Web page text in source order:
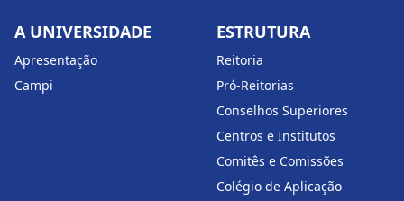
A UNIVERSIDADE
Apresentação
Campi
ESTRUTURA
Reitoria
Pró-Reitorias
Conselhos Superiores
Centros e Institutos
Comitês e Comissões
Colégio de Aplicação